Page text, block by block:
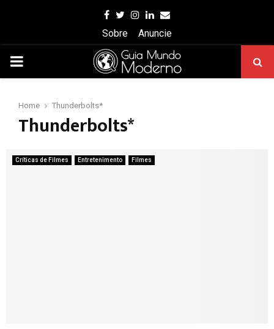
Facebook
Twitter
Instagram
Linkedin
Email
Sobre
Anuncie
PRIMARY
Home Thunderbolts*
Thunderbolts*
Críticas de Filmes Entretenimento Filmes